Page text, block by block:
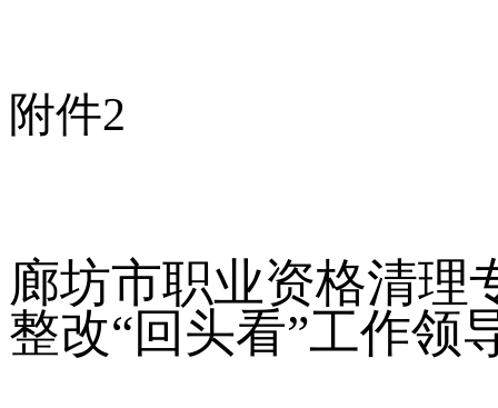
附件2
廊坊市职业资格清理
整改“回头看”工作领